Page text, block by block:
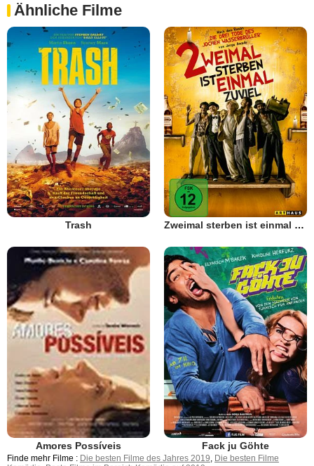
Ähnliche Filme
Trash Zweimal sterben ist einmal zuviel
Amores Possíveis Fack ju Göhte
Finde mehr Filme : Die besten Filme des Jahres 2019, Die besten Filme